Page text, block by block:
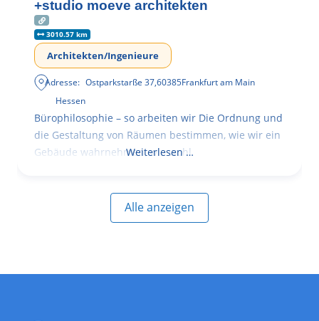
+studio moeve architekten
3010.57 km
Architekten/Ingenieure
Adresse: Ostparkstarße 37,60385Frankfurt am Main
Hessen
Bürophilosophie – so arbeiten wir Die Ordnung und
die Gestaltung von Räumen bestimmen, wie wir ein
Gebäude wahrnehmen, wie wohl
Weiterlesen …
Alle anzeigen